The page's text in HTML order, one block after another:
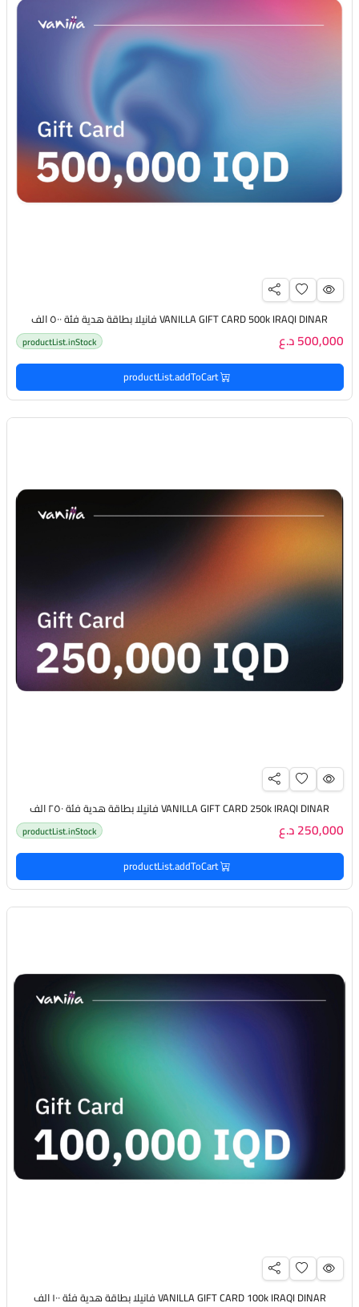
VANILLA GIFT CARD 500k IRAQI DINAR فانيلا بطاقة هدية فئة ٥٠٠ الف
500,000 د.ع productList.inStock
productList.addToCart
VANILLA GIFT CARD 250k IRAQI DINAR فانيلا بطاقة هدية فئة ٢٥٠ الف
250,000 د.ع productList.inStock
productList.addToCart
VANILLA GIFT CARD 100k IRAQI DINAR فانيلا بطاقة هدية فئة ١٠٠ الف